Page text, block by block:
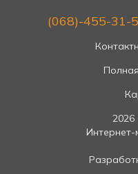
(068)-455-31-
2026
Интернет-